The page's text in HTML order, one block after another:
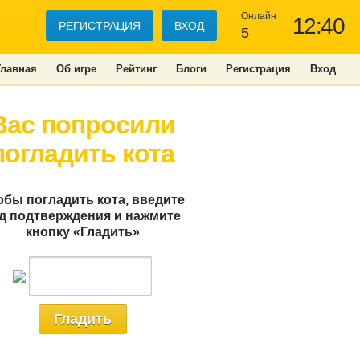
12:40
Онлайн
5
РЕГИСТРАЦИЯ ВХОД
Об игре Рейтинг Блоги Регистрация Вход
попросили
кота
погладить кота, введите
подтверждения и нажмите
кнопку «Гладить»